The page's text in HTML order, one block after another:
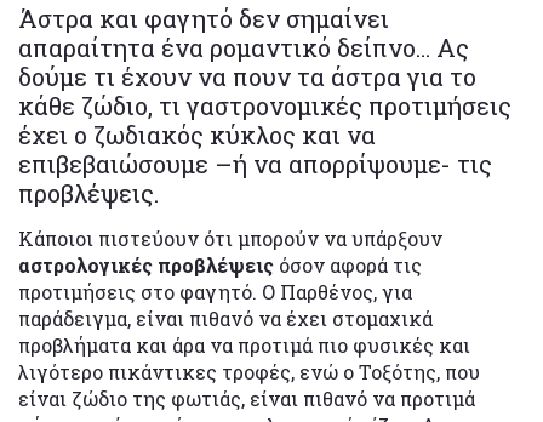
Άστρα και φαγητό δεν σημαίνει
απαραίτητα ένα ρομαντικό δείπνο… Ας
δούμε τι έχουν να πουν τα άστρα για το
κάθε ζώδιο, τι γαστρονομικές προτιμήσεις
έχει ο ζωδιακός κύκλος και να
επιβεβαιώσουμε –ή να απορρίψουμε- τις
προβλέψεις.
Κάποιοι πιστεύουν ότι μπορούν να υπάρξουν
αστρολογικές προβλέψεις όσον αφορά τις
προτιμήσεις στο φαγητό. Ο Παρθένος, για
παράδειγμα, είναι πιθανό να έχει στομαχικά
προβλήματα και άρα να προτιμά πιο φυσικές και
λιγότερο πικάντικες τροφές, ενώ ο Τοξότης, που
είναι ζώδιο της φωτιάς, είναι πιθανό να προτιμά